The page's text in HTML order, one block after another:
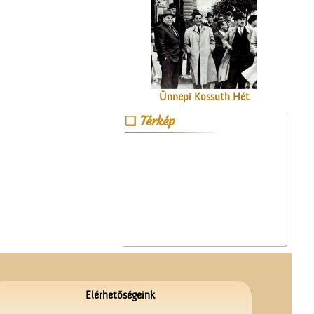
Ünnepi Kossuth Hét
Térkép
Elérhetőségeink